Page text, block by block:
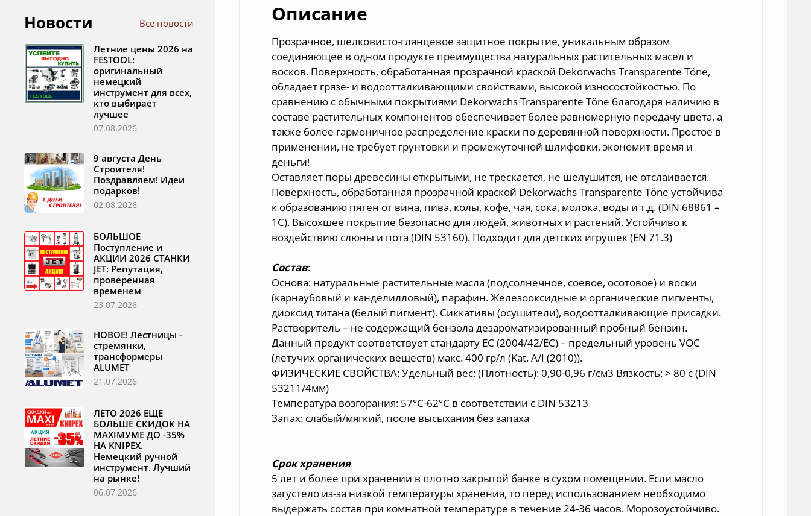
Описание
Прозрачное, шелковисто-глянцевое защитное покрытие, уникальным образом
соединяющее в одном продукте преимущества натуральных растительных масел и
восков. Поверхность, обработанная прозрачной краской Dekorwachs Transparente Töne,
обладает грязе- и водоотталкивающими свойствами, высокой износостойкостью. По
сравнению с обычными покрытиями Dekorwachs Transparente Töne благодаря наличию в
составе растительных компонентов обеспечивает более равномерную передачу цвета, а
также более гармоничное распределение краски по деревянной поверхности. Простое в
применении, не требует грунтовки и промежуточной шлифовки, экономит время и
деньги!
Оставляет поры древесины открытыми, не трескается, не шелушится, не отслаивается.
Поверхность, обработанная прозрачной краской Dekorwachs Transparente Töne устойчива
к образованию пятен от вина, пива, колы, кофе, чая, сока, молока, воды и т.д. (DIN 68861 –
1C). Высохшее покрытие безопасно для людей, животных и растений. Устойчиво к
воздействию слюны и пота (DIN 53160). Подходит для детских игрушек (EN 71.3)
Состав:
Основа: натуральные растительные масла (подсолнечное, соевое, осотовое) и воски
(карнаубовый и канделилловый), парафин. Железооксидные и органические пигменты,
диоксид титана (белый пигмент). Сиккативы (осушители), водоотталкивающие присадки.
Растворитель – не содержащий бензола дезароматизированный пробный бензин.
Данный продукт соответствует стандарту ЕС (2004/42/ЕС) – предельный уровень VOC
(летучих органических веществ) макс. 400 гр/л (Kat. A/I (2010)).
ФИЗИЧЕСКИЕ СВОЙСТВА: Удельный вес: (Плотность): 0,90-0,96 г/см3 Вязкость: > 80 c (DIN
53211/4мм)
Температура возгорания: 57°C-62°C в соответствии с DIN 53213
Запах: слабый/мягкий, после высыхания без запаха
Срок хранения
5 лет и более при хранении в плотно закрытой банке в сухом помещении. Если масло
загустело из-за низкой температуры хранения, то перед использованием необходимо
выдержать состав при комнатной температуре в течение 24-36 часов. Морозоустойчиво.
Новости Все новости
Летние цены 2026 на
FESTOOL:
оригинальный
немецкий
инструмент для всех,
кто выбирает
лучшее
07.08.2026
9 августа День
Строителя!
Поздравляем! Идеи
подарков!
02.08.2026
БОЛЬШОЕ
Поступление и
АКЦИИ 2026 СТАНКИ
JET: Репутация,
проверенная
временем
23.07.2026
НОВОЕ! Лестницы -
стремянки,
трансформеры
ALUMET
21.07.2026
ЛЕТО 2026 ЕЩЕ
БОЛЬШЕ СКИДОК НА
MAXIМУМЕ ДО -35%
НА KNIPEX.
Немецкий ручной
инструмент. Лучший
на рынке!
06.07.2026